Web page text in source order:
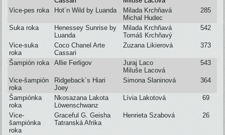
Vice-pes roka Hot´n Wild by Luanda
Milada Krchňavá
Michal Hudec
285
Suka roka
Henessey Sunrise by
Luanda
Milada Krchňavá
Tomáš Krchňavý
542
Vice-suka
roka
Coco Chanel Arte
Cassari
Zuzana Likierová 373
Šampión roka Allie Ferligov
Juraj Laco
Miluše Lacová
543
Vice-šampión
roka
Ridgeback´s Hiari
Joey
Simona Slaninová 364
Šampiónka
roka
Nkosazana Lakota
Löwenschwanz
Lívia Lakotová 69
Vice-
šampiónka
roka
Graceful G. Geisha
Tatranská Afrika
Henrieta Szabová 26